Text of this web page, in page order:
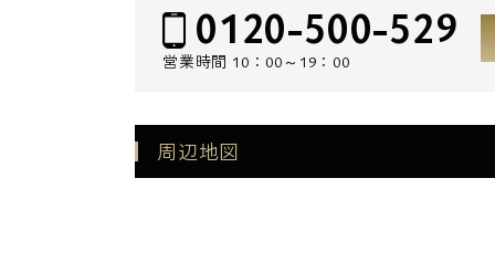
0120-500-529
営業時間 10：00～19：00
周辺地図